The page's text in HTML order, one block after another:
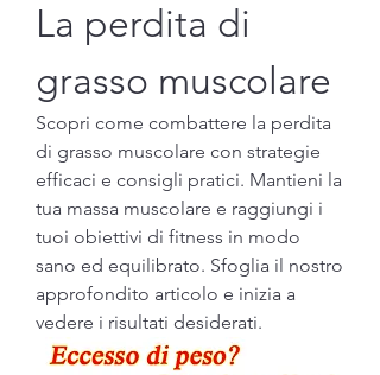
La perdita di
grasso muscolare
Scopri come combattere la perdita
di grasso muscolare con strategie
efficaci e consigli pratici. Mantieni la
tua massa muscolare e raggiungi i
tuoi obiettivi di fitness in modo
sano ed equilibrato. Sfoglia il nostro
approfondito articolo e inizia a
vedere i risultati desiderati.